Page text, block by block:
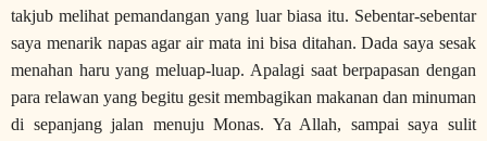
takjub melihat pemandangan yang luar biasa itu. Sebentar-sebentar
saya menarik napas agar air mata ini bisa ditahan. Dada saya sesak
menahan haru yang meluap-luap. Apalagi saat berpapasan dengan
para relawan yang begitu gesit membagikan makanan dan minuman
di sepanjang jalan menuju Monas. Ya Allah, sampai saya sulit